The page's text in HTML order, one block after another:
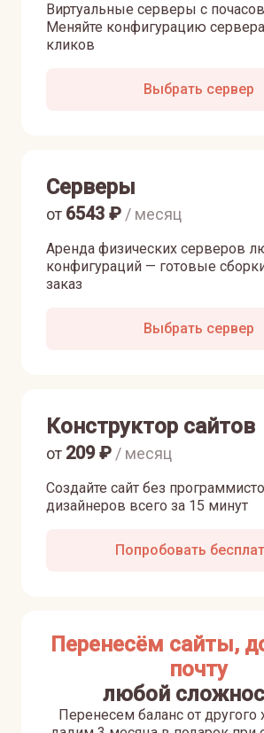
Виртуальные серверы с
Меняйте конфигурацию
кликов
Выбрать сервер
Серверы
Аренда физических серверов
конфигураций — готовые
заказ
от 6543 ₽ / месяц
Выбрать сервер
Конструктор сайтов
Создайте сайт без
дизайнеров всего за 15 минут
от 209₽ / месяц
Попробовать
Перенесём сайты,
почту
любой
Перенесем баланс от другого